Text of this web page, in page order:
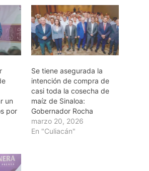
un
por
Se tiene asegurada la
intención de compra de
casi toda la cosecha de
maíz de Sinaloa:
Gobernador Rocha
marzo 20, 2026
En "Culiacán"